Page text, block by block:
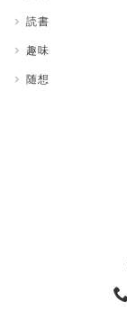
読書
趣味
随想